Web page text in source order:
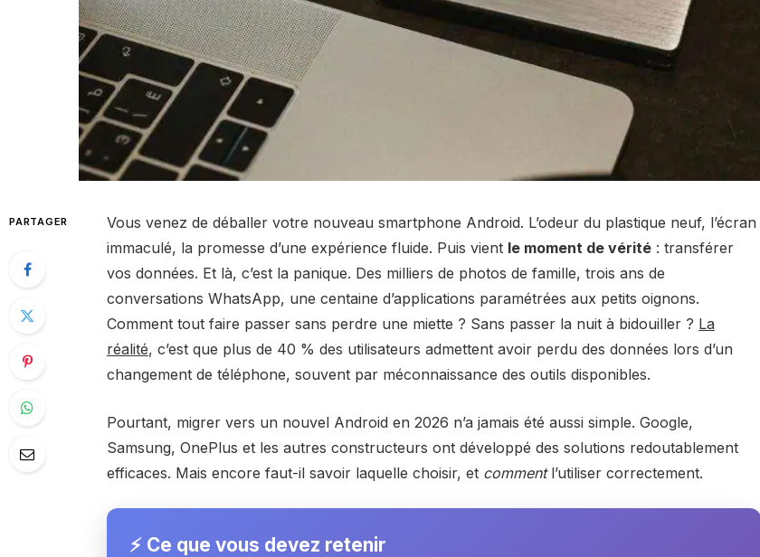
PARTAGER
Vous venez de déballer votre nouveau smartphone Android. L’odeur du plastique neuf, l’écran
immaculé, la promesse d’une expérience fluide. Puis vient le moment de vérité: transférer
vos données. Et là, c’est la panique. Des milliers de photos de famille, trois ans de
conversations WhatsApp, une centaine d’applications paramétrées aux petits oignons.
Comment tout faire passer sans perdre une miette ? Sans passer la nuit à bidouiller ? La
réalité, c’est que plus de 40 % des utilisateurs admettent avoir perdu des données lors d’un
changement de téléphone, souvent par méconnaissance des outils disponibles.
Pourtant, migrer vers un nouvel Android en 2026 n’a jamais été aussi simple. Google,
Samsung, OnePlus et les autres constructeurs ont développé des solutions redoutablement
efficaces. Mais encore faut-il savoir laquelle choisir, et commentl’utiliser correctement.
⚡ Ce que vous devez retenir